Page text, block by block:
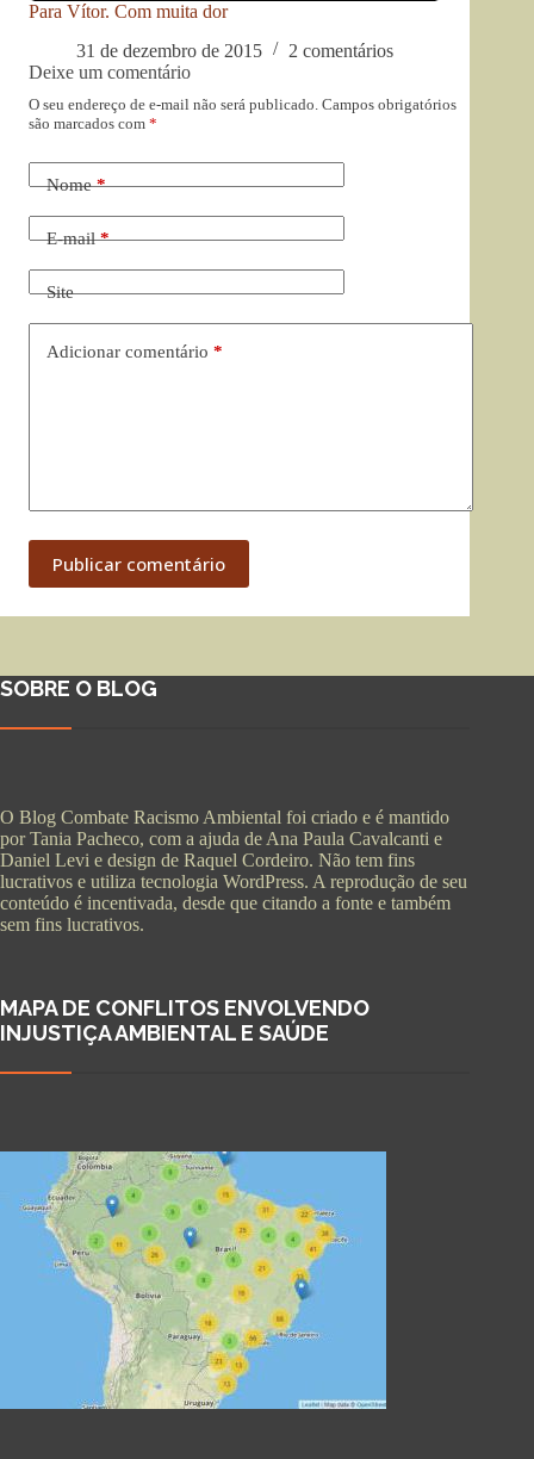
Para Vítor. Com muita dor
31 de dezembro de 2015
2 comentários
Deixe um comentário
O seu endereço de e-mail não será publicado. Campos obrigatórios
são marcados com *
Nome*
E-mail*
Site
Adicionar comentário *
Publicar comentário
SOBRE O BLOG
O Blog Combate Racismo Ambiental foi criado e é mantido
por Tania Pacheco, com a ajuda de Ana Paula Cavalcanti e
Daniel Levi e design de Raquel Cordeiro. Não tem fins
lucrativos e utiliza tecnologia WordPress. A reprodução de seu
conteúdo é incentivada, desde que citando a fonte e também
sem fins lucrativos.
MAPA DE CONFLITOS ENVOLVENDO
INJUSTIÇA AMBIENTAL E SAÚDE